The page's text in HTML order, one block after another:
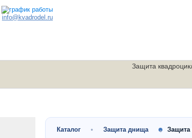
info@kvadrodel.ru
Защита
Каталог Защита днища Защита